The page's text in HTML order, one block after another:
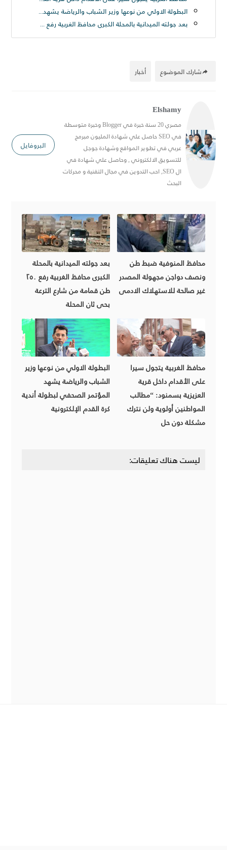
البطولة الاولي من نوعها وزير الشباب والرياضة يشهد المؤتمر الصحفي لبطولة أندية كرة القدم الإلكترونية
بعد جولته الميدانية بالمحلة الكبرى محافظ الغربية رفع ٢٥٠ طن قمامة من شارع الترعة بحى ثان المحلة
أخبار شارك الموضوع
Elshamy
مصري 20 سنة خبرة في Blogger وخبرة متوسطة
في SEO حاصل علي شهادة المليون مبرمج
عربي في تطوير المواقع وشهادة جوجل
للتسويق الالكتروني , وحاصل علي شهادة في
ال SEO, احب التدوين في مجال التقنية و محركات
البحث
البروفايل
بعد جولته الميدانية بالمحلة
الكبرى محافظ الغربية رفع ٢٥٠
طن قمامة من شارع الترعة
بحى ثان المحلة
محافظ المنوفية ضبط طن
ونصف دواجن مجهولة المصدر
غير صالحة للاستهلاك الادمى
البطولة الاولي من نوعها وزير
الشباب والرياضة يشهد
المؤتمر الصحفي لبطولة أندية
كرة القدم الإلكترونية
محافظ الغربية يتجول سيرا
على الأقدام داخل قرية
العزيزية بسمنود: “مطالب
المواطنين أولوية ولن نترك
مشكلة دون حل
ليست هناك تعليقات: